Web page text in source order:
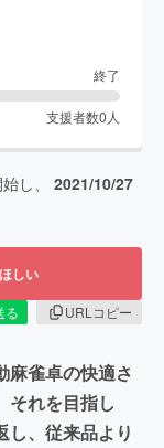
終了
支援者数0 人
し、 2021/10/27
しい
る
URLコピー
麻雀卓の快適さ
れを目指し
し、従来品より